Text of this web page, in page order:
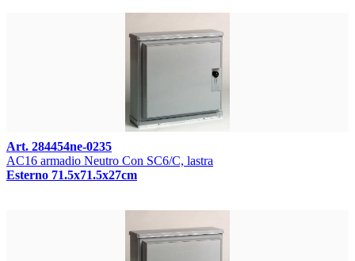
Art. 284454ne-0235
AC16 armadio Neutro Con SC6/C, lastra
Esterno 71.5x71.5x27cm